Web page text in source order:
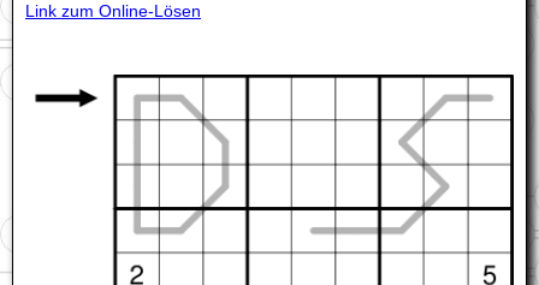
Link zum Online-Lösen